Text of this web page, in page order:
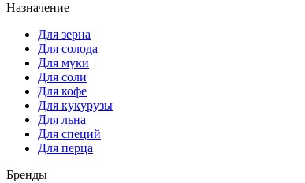
Назначение
Для зерна
Для солода
Для муки
Для соли
Для кофе
Для кукурузы
Для льна
Для специй
Для перца
Бренды